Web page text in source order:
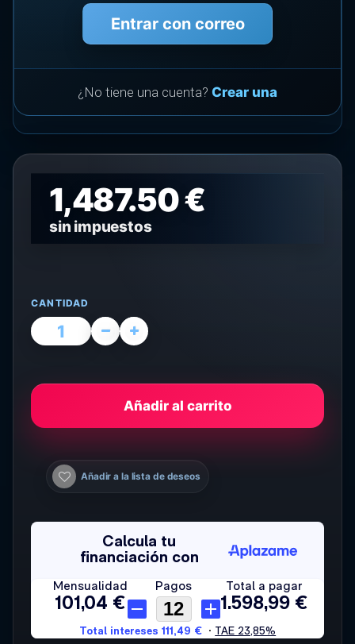
Entrar con correo
¿No tiene una cuenta? Crear una
1,487.50 €
sin impuestos
CANTIDAD
Añadir al carrito
Añadir a la lista de deseos